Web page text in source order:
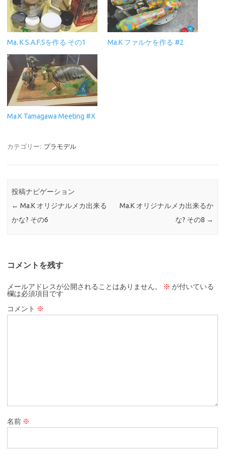
Ma. K S.A.F.Sを作る その1 Ma.K ファルケを作る #2
Ma.K Tamagawa Meeting #X
カテゴリー: プラモデル
投稿ナビゲーション
← Ma.K オリジナルメカ出来る
かな? その6
Ma.K オリジナルメカ出来るか
な? その8 →
コメントを残す
メールアドレスが公開されることはありません。 ※ が付いている
欄は必須項目です
コメント ※
名前 ※